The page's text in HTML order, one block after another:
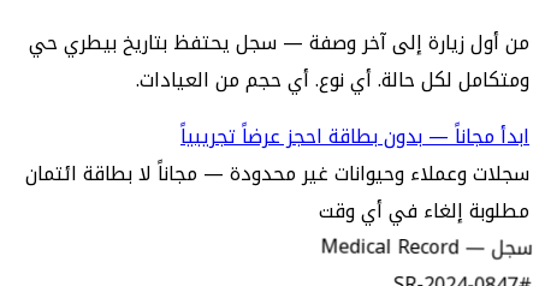
من أول زيارة إلى آخر وصفة — سجل يحتفظ بتاريخ بيطري حي
ومتكامل لكل حالة. أي نوع. أي حجم من العيادات.
ابدأ مجاناً — بدون بطاقةاحجز عرضاً تجريبياً
سجلات وعملاء وحيوانات غير محدودة — مجاناًلا بطاقة ائتمان
مطلوبةإلغاء في أي وقت
سجل — Medical Record